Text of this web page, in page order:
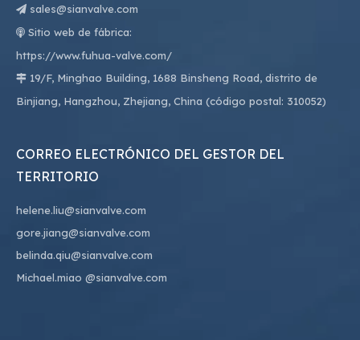
 sales@sianvalve.com
 Sitio web de fábrica:
https://www.fuhua-valve.com/
 19/F, Minghao Building, 1688 Binsheng Road, distrito de
Binjiang, Hangzhou, Zhejiang, China (código postal: 310052)
CORREO ELECTRÓNICO DEL GESTOR DEL
TERRITORIO
helene.liu@sianvalve.com
gore.jiang@sianvalve.com
belinda.qiu@sianvalve.com
Michael.miao @sianvalve.com